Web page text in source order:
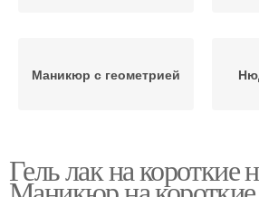
Маникюр с геометрией
длину
Гель лак на короткие